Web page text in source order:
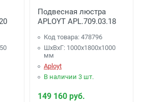
Подвесная люстра
APLOYT APL.709.03.18
Код товара: 478796
ШхВхГ: 1000x1800x1000
мм
Aployt
В наличии 3 шт.
149 160 руб.